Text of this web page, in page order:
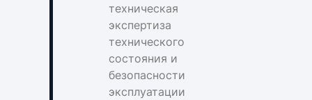
техническая
экспертиза
технического
состояния и
безопасности
эксплуатации